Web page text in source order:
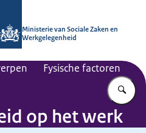
Ministerie van Sociale Zaken en
Werkgelegenheid
Fysische factoren
op het werk